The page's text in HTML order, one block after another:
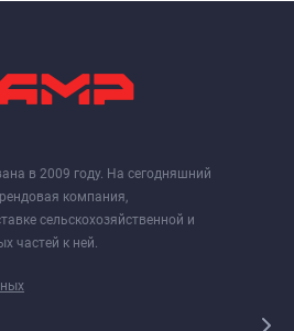
в 2009 году. На сегодняшний
компания,
сельскохозяйственной и
частей к ней.